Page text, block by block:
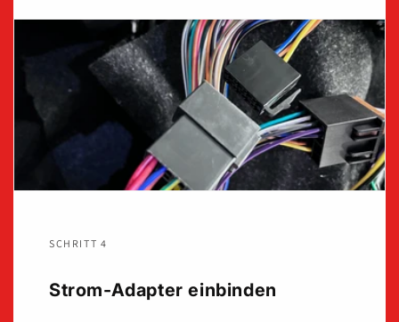
SCHRITT 4
Strom-Adapter einbinden